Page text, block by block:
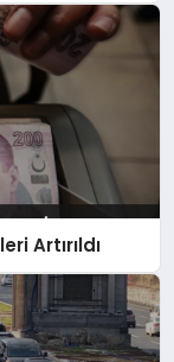
Artırıldı